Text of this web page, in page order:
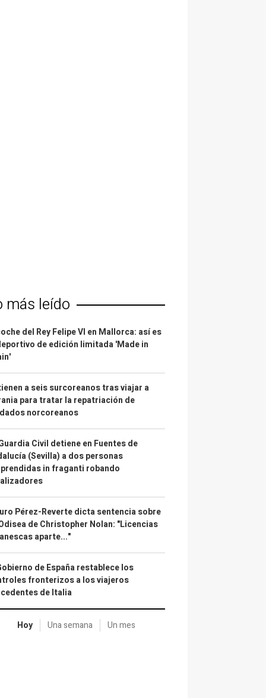
más leído
del Rey Felipe VI en Mallorca: así es
de edición limitada 'Made in
a seis surcoreanos tras viajar a
para tratar la repatriación de
norcoreanos
Civil detiene en Fuentes de
(Sevilla) a dos personas
in fraganti robando
Pérez-Reverte dicta sentencia sobre
de Christopher Nolan: "Licencias
aparte..."
de España restablece los
fronterizos a los viajeros
de Italia
Hoy Una semana Un mes